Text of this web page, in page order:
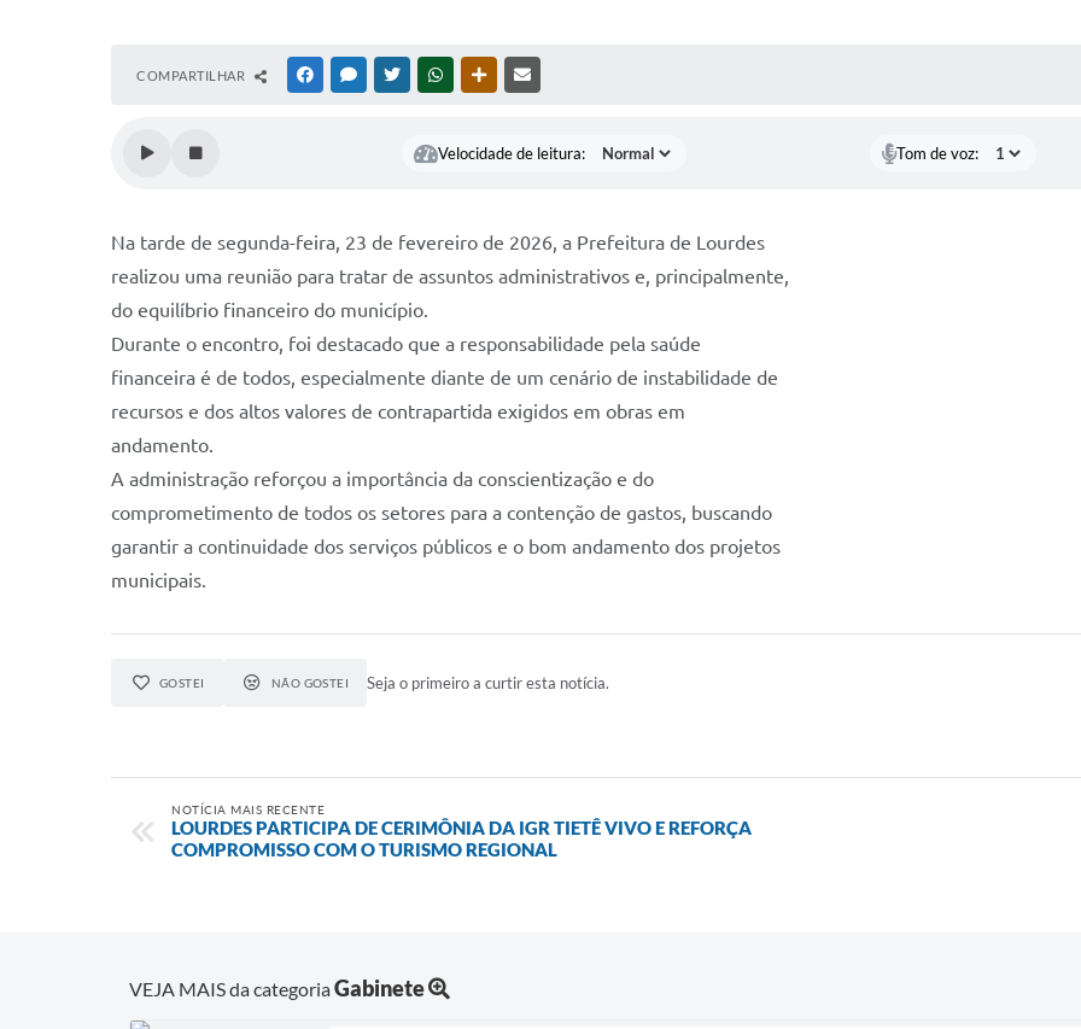
COMPARTILHAR FACEBOOKMESSENGER
TWITTERWHATSAPPOUTRAS MÍDIAS
Velocidade de leitura: Tom de voz:
Na tarde de segunda-feira, 23 de fevereiro de 2026, a Prefeitura de Lourdes
realizou uma reunião para tratar de assuntos administrativos e, principalmente,
do equilíbrio financeiro do município.
Durante o encontro, foi destacado que a responsabilidade pela saúde
financeira é de todos, especialmente diante de um cenário de instabilidade de
recursos e dos altos valores de contrapartida exigidos em obras em
andamento.
A administração reforçou a importância da conscientização e do
comprometimento de todos os setores para a contenção de gastos, buscando
garantir a continuidade dos serviços públicos e o bom andamento dos projetos
municipais.
GOSTEI NÃO GOSTEI Seja o primeiro a curtir esta notícia.
NOTÍCIA MAIS RECENTE
LOURDES PARTICIPA DE CERIMÔNIA DA IGR TIETÊ VIVO E REFORÇA
COMPROMISSO COM O TURISMO REGIONAL
VEJA MAIS da categoriaGabinete